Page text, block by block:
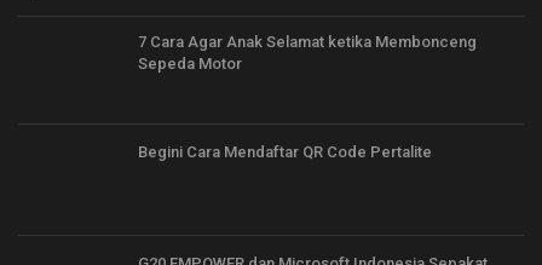
7 Cara Agar Anak Selamat ketika Membonceng
Sepeda Motor
Begini Cara Mendaftar QR Code Pertalite